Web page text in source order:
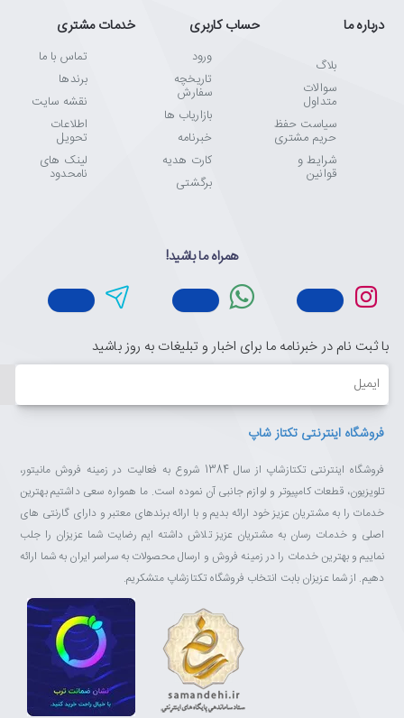
درباره ما
بلاگ
سوالات
متداول
سیاست حفظ
حریم مشتری
شرایط و
قوانین
حساب کاربری
ورود
تاریخچه
سفارش
بازاریاب ها
خبرنامه
کارت هدیه
برگشتی
خدمات مشتری
تماس با ما
برندها
نقشه سایت
اطلاعات
تحویل
لینک های
نامحدود
همراه ما باشید!
با ثبت نام در خبرنامه ما برای اخبار و تبلیغات به روز باشید
ایمیل
فروشگاه اینترنتی تکتاز شاپ
فروشگاه اینترنتی تکتازشاپ از سال 1384 شروع به فعالیت در زمینه فروش مانیتور،
تلویزیون، قطعات کامپیوتر و لوازم جانبی آن نموده است. ما همواره سعی داشتیم بهترین
خدمات را به مشتریان عزیز خود ارائه بدیم و با ارائه برندهای معتبر و دارای گارنتی های
اصلی و خدمات رسان به مشتریان عزیز تلاش داشته ایم رضایت شما عزیزان را جلب
نماییم و بهترین خدمات را در زمینه فروش و ارسال محصولات به سراسر ایران به شما ارائه
دهیم. از شما عزیزان بابت انتخاب فروشگاه تکتازشاپ متشکریم.